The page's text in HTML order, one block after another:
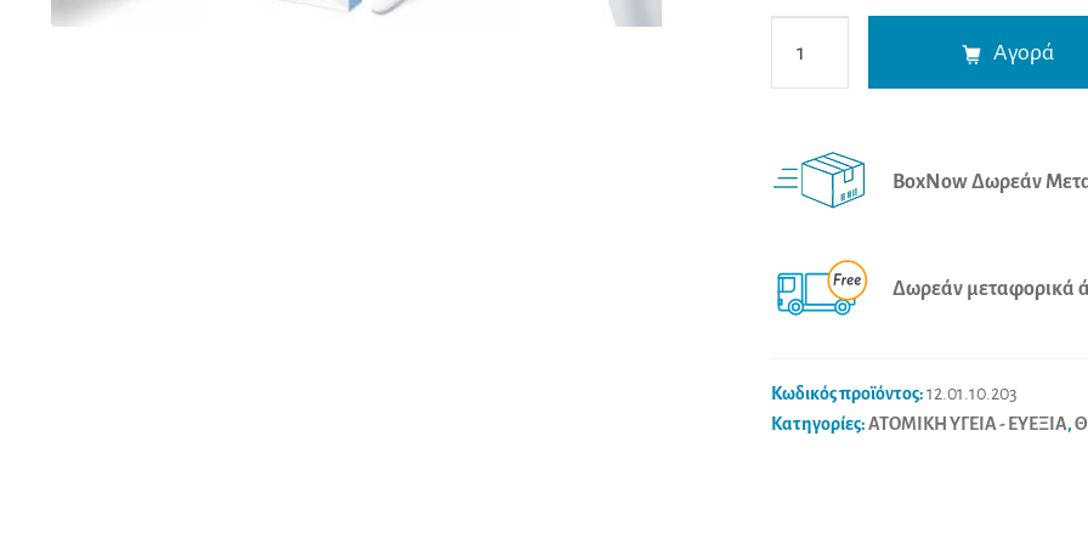
Θερμόμετρο
FT
Αγορά
BoxNow Δωρεάν
Δωρεάν μεταφορικά
Κωδικός προϊόντος:12.01.10.203
Κατηγορίες:ΑΤΟΜΙΚΗ ΥΓΕΙΑ - ΕΥΕΞΙΑ,